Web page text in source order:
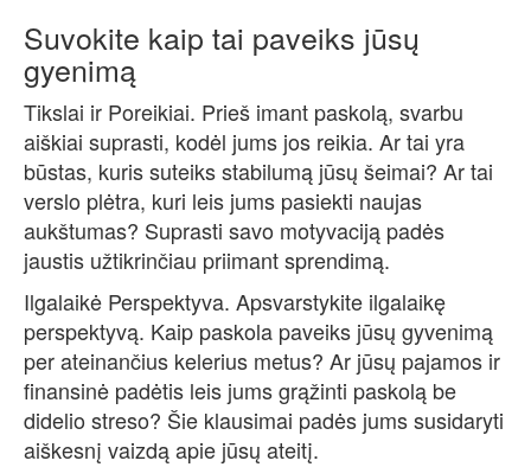
Suvokite kaip tai paveiks jūsų
gyenimą
Tikslai ir Poreikiai. Prieš imant paskolą, svarbu
aiškiai suprasti, kodėl jums jos reikia. Ar tai yra
būstas, kuris suteiks stabilumą jūsų šeimai? Ar tai
verslo plėtra, kuri leis jums pasiekti naujas
aukštumas? Suprasti savo motyvaciją padės
jaustis užtikrinčiau priimant sprendimą.
Ilgalaikė Perspektyva. Apsvarstykite ilgalaikę
perspektyvą. Kaip paskola paveiks jūsų gyvenimą
per ateinančius kelerius metus? Ar jūsų pajamos ir
finansinė padėtis leis jums grąžinti paskolą be
didelio streso? Šie klausimai padės jums susidaryti
aiškesnį vaizdą apie jūsų ateitį.